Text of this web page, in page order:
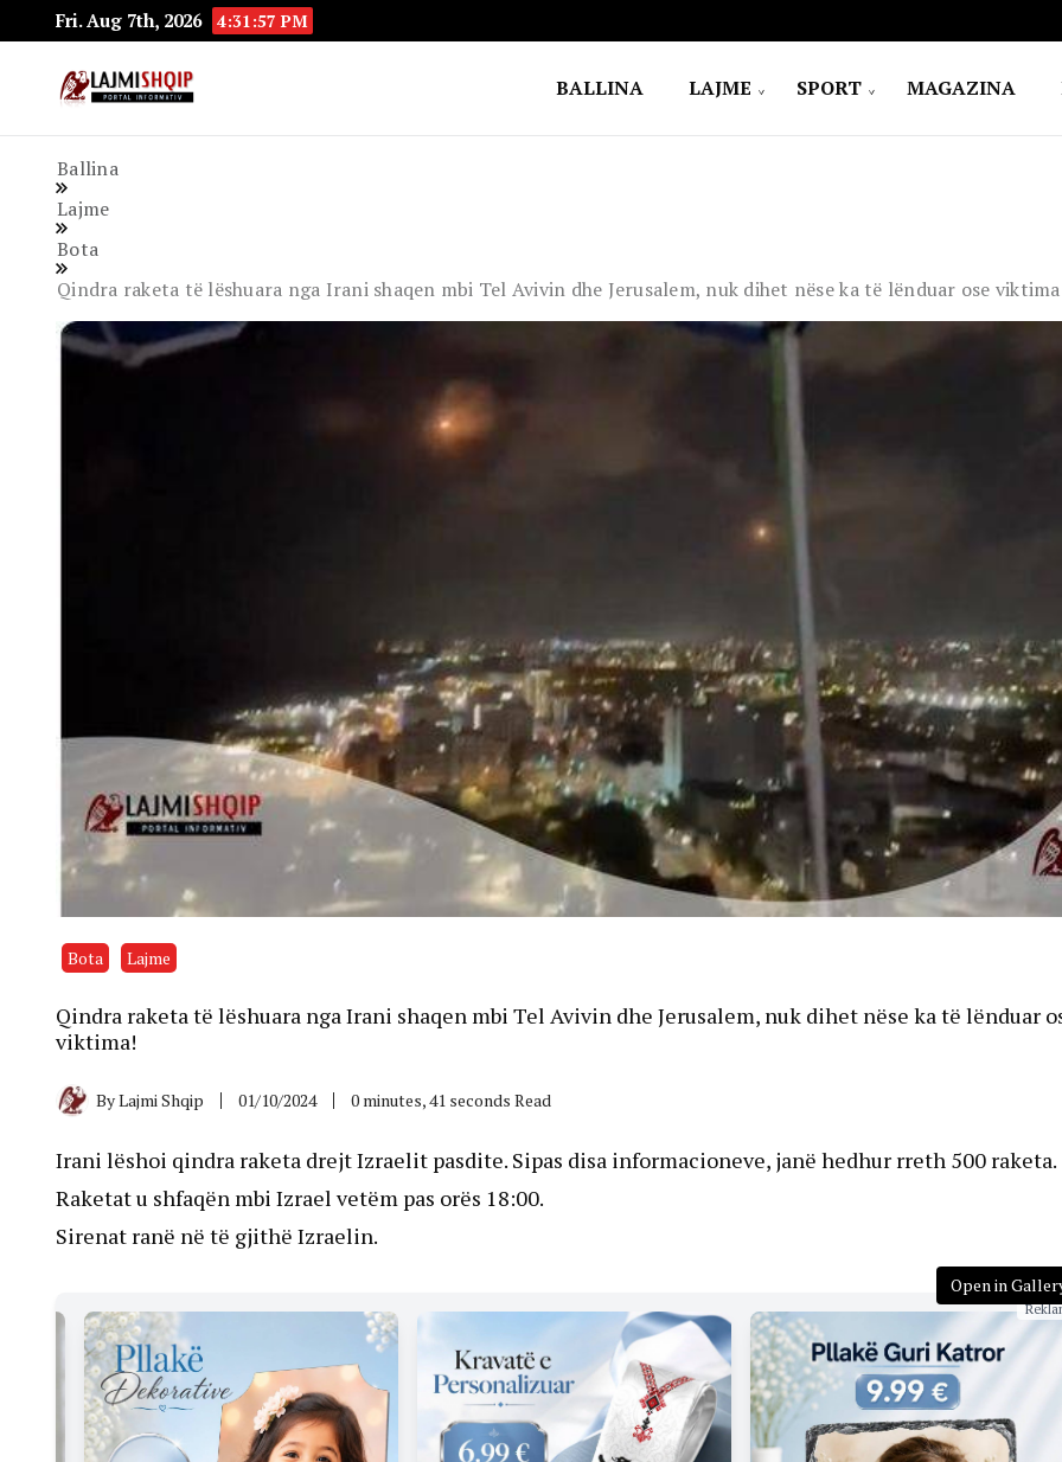
Fri. Aug 7th, 2026 4:31:58 PM
BALLINA LAJME SPORT MAGAZINA
Ballina
Lajme
Bota
Qindra raketa të lëshuara nga Irani shaqen mbi Tel Avivin dhe Jerusalem, nuk dihet nëse ka të lënduar ose
Bota Lajme
Qindra raketa të lëshuara nga Irani shaqen mbi Tel Avivin dhe Jerusalem, nuk dihet nëse ka të lënduar
viktima!
ByLajmi Shqip 01/10/2024 0 minutes, 41 seconds Read
Irani lëshoi ​​qindra raketa drejt Izraelit pasdite. Sipas disa informacioneve, janë hedhur rreth 500 raketa.
Raketat u shfaqën mbi Izrael vetëm pas orës 18:00.
Sirenat ranë në të gjithë Izraelin.
Open in